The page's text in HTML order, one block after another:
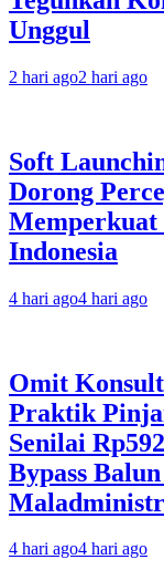
Unggul
2 hari ago2 hari ago
Soft
Dorong
Memperkuat
Indonesia
4 hari ago4 hari ago
Omit
Praktik
Senilai
Bypass
4 hari ago4 hari ago